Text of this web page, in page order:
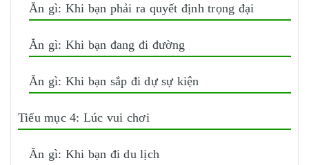
Ăn gì: Khi bạn phải ra quyết định trọng đại
Ăn gì: Khi bạn đang đi đường
Ăn gì: Khi bạn sắp đi dự sự kiện
Tiểu mục 4: Lúc vui chơi
Ăn gì: Khi bạn đi du lịch